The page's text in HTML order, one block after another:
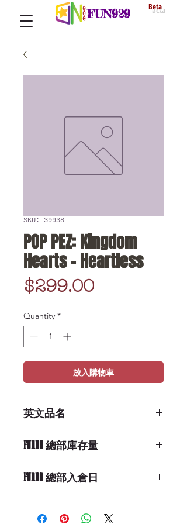
FUN929 Beta
SKU: 39938
POP PEZ: Kingdom
Hearts - Heartless
$299.00Price
Quantity *
放入購物車
英文品名
Heartless
FUNKO 總部庫存量
FUNKO 總部入倉日